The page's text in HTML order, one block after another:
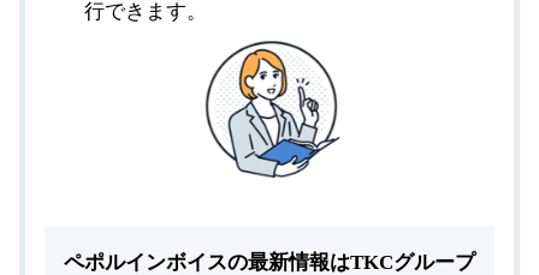
行できます。
ペポルインボイスの最新情報はTKCグループ